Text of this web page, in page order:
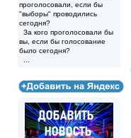
проголосовали, если бы
"выборы" проводились
сегодня?
За кого проголосовали бы
вы, если бы голосование
было сегодня?